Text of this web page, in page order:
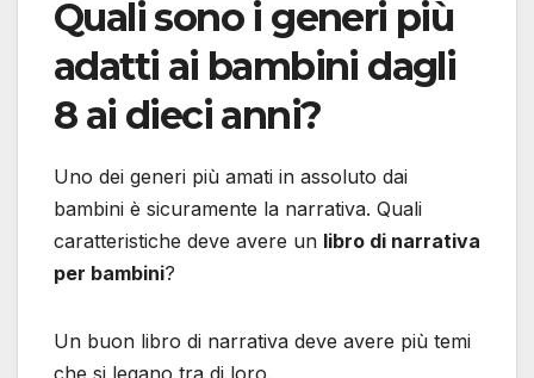
Quali sono i generi più
adatti ai bambini dagli
8 ai dieci anni?
Uno dei generi più amati in assoluto dai
bambini è sicuramente la narrativa. Quali
caratteristiche deve avere un libro di narrativa
per bambini?
Un buon libro di narrativa deve avere più temi
che si legano tra di loro.